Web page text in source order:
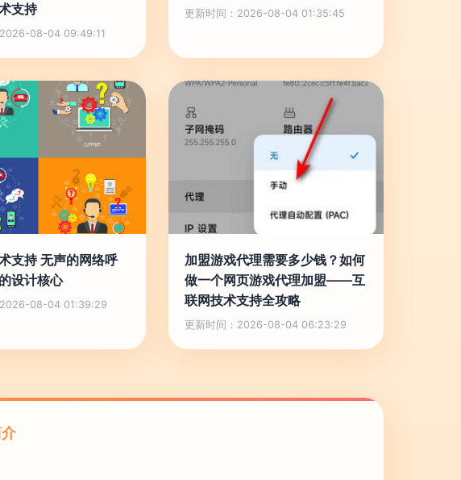
支持
08-04 09:49:11
更新时间：2026-08-04 01:35:45
支持 无声的网络呼
设计核心
08-04 01:39:29
加盟游戏代理需要多少钱？如何
做一个网页游戏代理加盟——互
联网技术支持全攻略
更新时间：2026-08-04 06:23:29